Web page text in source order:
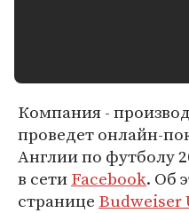
Компания -
проведет онлайн-
Англии по футболу
в сетиFacebook. Об
странице Budweiser